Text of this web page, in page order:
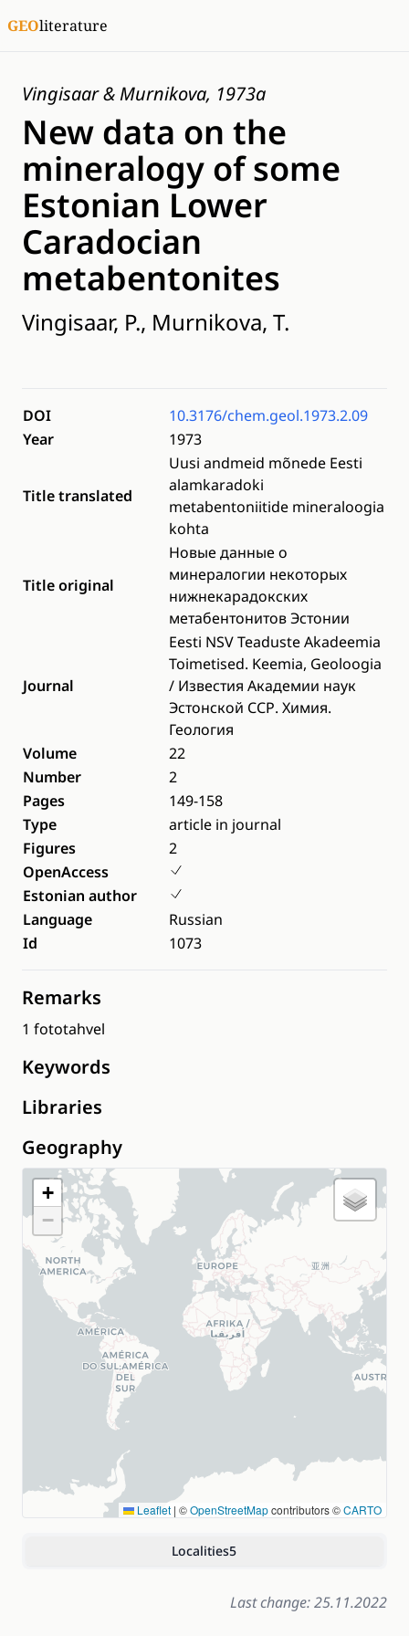
GEOliterature
Vingisaar & Murnikova, 1973a
New data on the
mineralogy of some
Estonian Lower
Caradocian
metabentonites
Vingisaar, P., Murnikova, T.
DOI
10.3176/chem.geol.1973.2.09
Year
1973
Title translated
Uusi andmeid mõnede Eesti
alamkaradoki
metabentoniitide mineraloogia
kohta
Title original
Новые данные о
минералогии некоторых
нижнекарадокских
метабентонитов Эстонии
Journal
Eesti NSV Teaduste Akadeemia
Toimetised. Keemia, Geoloogia
/ Известия Академии наук
Эстонской ССР. Химия.
Геология
Volume
22
Number
2
Pages
149-158
Type
article in journal
Figures
2
OpenAccess
Estonian author
Language
Russian
Id
1073
Remarks
1 fototahvel
Keywords
Libraries
Geography
+
−
Leaflet | ©OpenStreetMapcontributors ©CARTO
Localities5
Last change: 25.11.2022